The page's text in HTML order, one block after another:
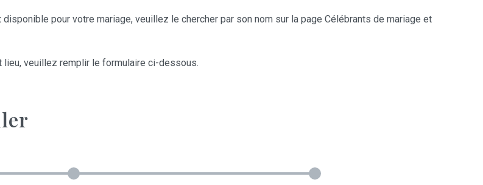
pour votre mariage, veuillez le chercher par son nom sur la page Célébrants de mariage et
veuillez remplir le formulaire ci-dessous.